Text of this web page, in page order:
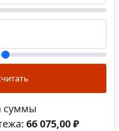
суммы
66 075,00 ₽